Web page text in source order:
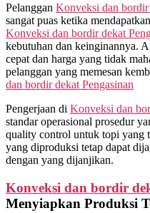
Pelanggan Konveksi dan bordir
sangat puas ketika
Konveksi dan bordir dekat
kebutuhan dan keinginannya.
cepat dan harga yang tidak
pelanggan yang memesan
dan bordir dekat Pengasinan
Pengerjaan di Konveksi dan
standar operasional prosedur
quality control untuk topi yang
yang diproduksi tetap dapat
dengan yang dijanjikan.
Konveksi dan bordir
Menyiapkan Produksi